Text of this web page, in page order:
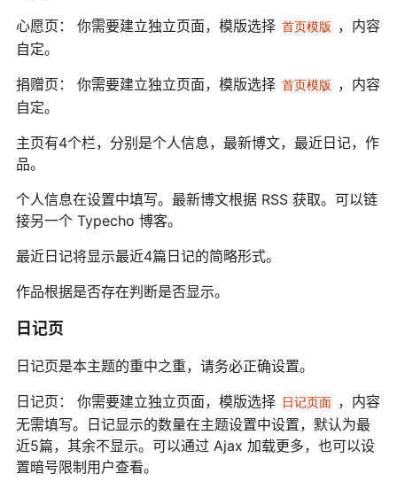
心愿页： 你需要建立独立页面，模版选择 首页模版
，内容
自定。
捐赠页： 你需要建立独立页面，模版选择 首页模版
，内容
自定。
主页有4个栏，分别是个人信息，最新博文，最近日记，作
品。
个人信息在设置中填写。最新博文根据 RSS 获取。可以链
接另一个 Typecho 博客。
最近日记将显示最近4篇日记的简略形式。
作品根据是否存在判断是否显示。
日记页
日记页是本主题的重中之重，请务必正确设置。
日记页： 你需要建立独立页面，模版选择 日记页面 ，内容
无需填写。日记显示的数量在主题设置中设置，默认为最
近5篇，其余不显示。可以通过 Ajax 加载更多，也可以设
置暗号限制用户查看。